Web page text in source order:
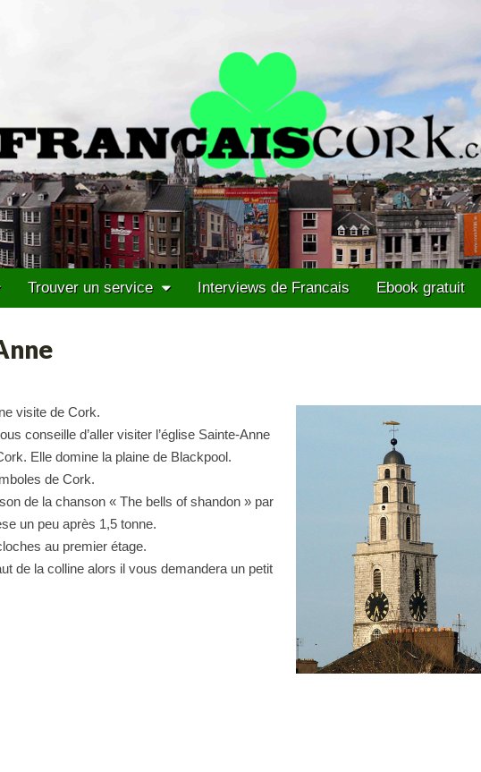
Trouver un service Interviews de Francais Ebook gratuit
visite de Cork.
conseille d’aller visiter l’église Sainte-Anne
Elle domine la plaine de Blackpool.
de Cork.
de la chanson « The bells of shandon » par
un peu après 1,5 tonne.
au premier étage.
de la colline alors il vous demandera un petit